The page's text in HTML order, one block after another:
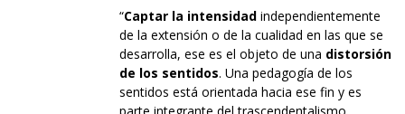
“Captar la intensidad independientemente
de la extensión o de la cualidad en las que se
desarrolla, ese es el objeto de una distorsión
de los sentidos. Una pedagogía de los
sentidos está orientada hacia ese fin y es